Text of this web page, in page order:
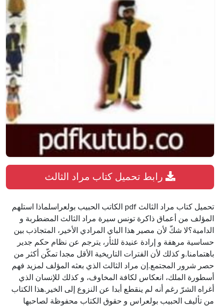
تحميل كتاب مراد الثالث pdf الكاتب الحبيب بولعراسلماذا استلهم
المؤلف من أعماق ذاكرة تونس سيرة مراد الثالث المضطربة و
الدامية؟لا شكّ لأن مصير هذا الباي المرادي الأخير، المتجاذب بين
حساسية مرهفة و إرادة عنيدة للثأر، يترجم عن نظام حكم جدير
باهتمامنا.و كذلك لأن الفترات التاريخية الأقل مجدا تمكّن أكثر من
حصر شرور المجتمع.إن مراد الثالث الذي بعثه المؤلف لمزيد فهم
أسطورة الملك، انعكاس لكافة المخاوف، و كذلك للإنسان الذي
أغراه الشرّ رغم أنه لم ينقطع أبدا عن النزوع إلى الخير.هذا الكتاب
من تأليف الحبيب بولعراس و حقوق الكتاب محفوظة لصاحبها